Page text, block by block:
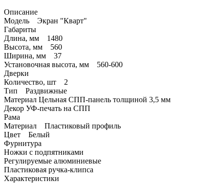
Описание
Модель Экран "Кварт"
Габариты
Длина, мм 1480
Высота, мм 560
Ширина, мм 37
Установочная высота, мм 560-600
Дверки
Количество, шт 2
Тип Раздвижные
Материал Цельная СПП-панель толщиной 3,5 мм
Декор УФ-печать на СПП
Рама
Материал Пластиковый профиль
Цвет Белый
Фурнитура
Ножки с подпятниками
Регулируемые алюминиевые
Пластиковая ручка-клипса
Характеристики